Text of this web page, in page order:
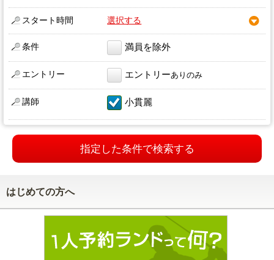
スタート時間 選択する
条件 満員を除外
エントリー エントリーありのみ
講師 小貫麗
指定した条件で検索する
はじめての方へ